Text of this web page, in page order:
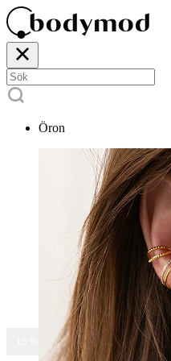
Öron
15 % RABATT PÅ ALLA SMYCKEN